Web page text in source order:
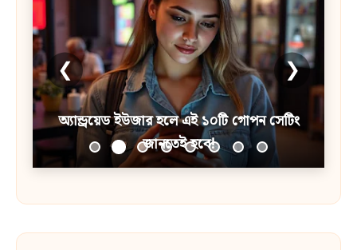
অ্যান্ড্রয়েড ইউজার হলে এই ১০টি গোপন সেটিং
জানতেই হবে!
❮ ❯